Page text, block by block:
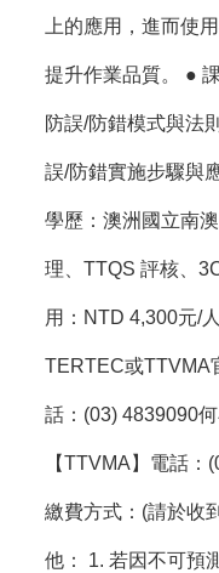
上的應用，進而使
提升作業品質。 ●
防誤/防錯模式與法
誤/防錯實施步驟與
學歷：澳洲國立南
理、TTQS 評核、
用：NTD 4,300元/
TERTEC或TTVMA
話：(03) 4839090
【TTVMA】電話
繳費方式：(請於收
他： 1. 若因不可預